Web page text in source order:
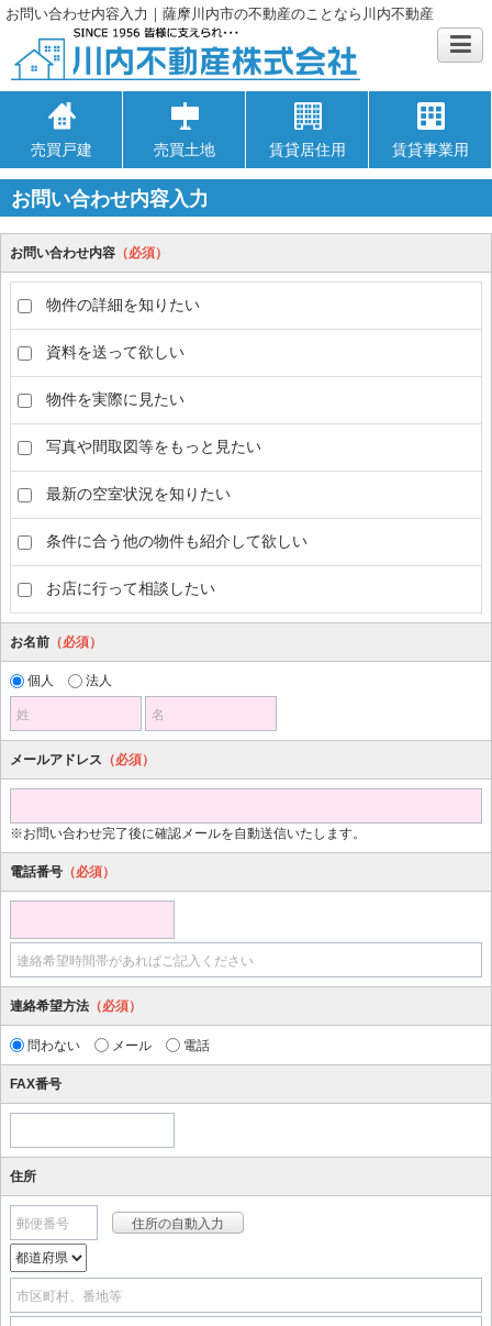
お問い合わせ内容入力｜薩摩川内市の不動産のことなら川内不動産
売買戸建 売買土地 賃貸居住用 賃貸事業用
お問い合わせ内容入力
お問い合わせ内容 （必須）
物件の詳細を知りたい
資料を送って欲しい
物件を実際に見たい
写真や間取図等をもっと見たい
最新の空室状況を知りたい
条件に合う他の物件も紹介して欲しい
お店に行って相談したい
お名前 （必須）
個人 法人
姓 名
メールアドレス （必須）
※お問い合わせ完了後に確認メールを自動送信いたします。
電話番号 （必須）
連絡希望時間帯があればご記入ください
連絡希望方法 （必須）
問わない メール 電話
FAX番号
住所
郵便番号
市区町村、番地等